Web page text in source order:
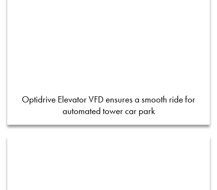
Optidrive Elevator VFD ensures a smooth ride for
automated tower car park